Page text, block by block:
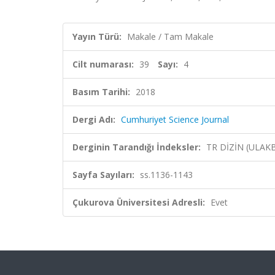
Yayın Türü: Makale / Tam Makale
Cilt numarası: 39 Sayı: 4
Basım Tarihi: 2018
Dergi Adı: Cumhuriyet Science Journal
Derginin Tarandığı İndeksler: TR DİZİN
Sayfa Sayıları: ss.1136-1143
Çukurova Üniversitesi Adresli: Evet